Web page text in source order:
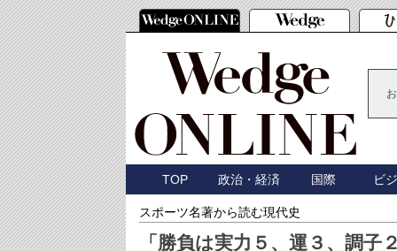
TOP 政治・経済 国際 ビ
スポーツ名著から読む現代史
「勝負は実力５、運３、調